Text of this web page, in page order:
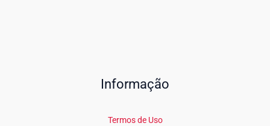
Informação
Termos de Uso